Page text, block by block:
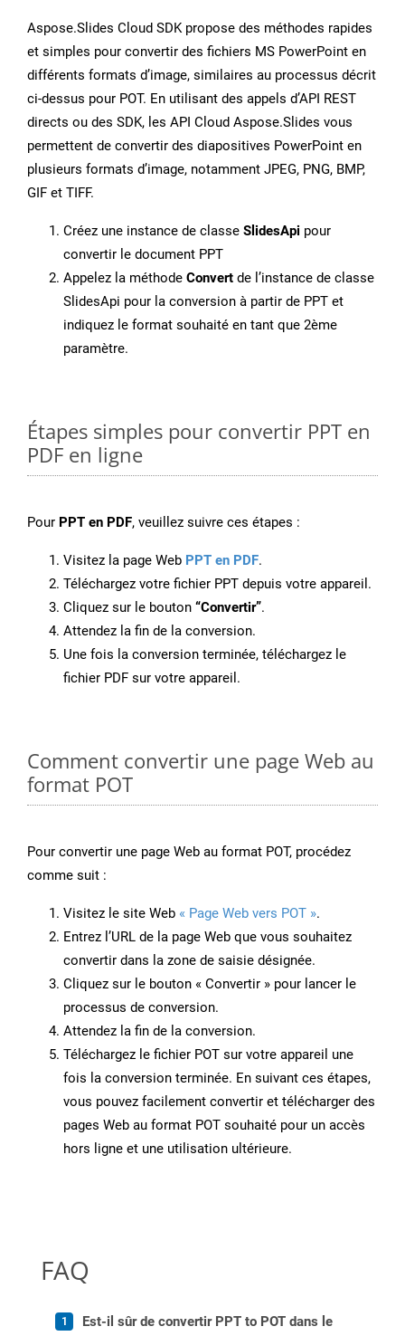
Aspose.Slides Cloud SDK propose des méthodes rapides
et simples pour convertir des fichiers MS PowerPoint en
différents formats d’image, similaires au processus décrit
ci-dessus pour POT. En utilisant des appels d’API REST
directs ou des SDK, les API Cloud Aspose.Slides vous
permettent de convertir des diapositives PowerPoint en
plusieurs formats d’image, notamment JPEG, PNG, BMP,
GIF et TIFF.
Créez une instance de classe SlidesApi pour
convertir le document PPT
Appelez la méthode Convert de l’instance de classe
SlidesApi pour la conversion à partir de PPT et
indiquez le format souhaité en tant que 2ème
paramètre.
Étapes simples pour convertir PPT en
PDF en ligne
Pour PPT en PDF, veuillez suivre ces étapes :
Visitez la page Web PPT en PDF.
Téléchargez votre fichier PPT depuis votre appareil.
Cliquez sur le bouton “Convertir”.
Attendez la fin de la conversion.
Une fois la conversion terminée, téléchargez le
fichier PDF sur votre appareil.
Comment convertir une page Web au
format POT
Pour convertir une page Web au format POT, procédez
comme suit :
Visitez le site Web « Page Web vers POT ».
Entrez l’URL de la page Web que vous souhaitez
convertir dans la zone de saisie désignée.
Cliquez sur le bouton « Convertir » pour lancer le
processus de conversion.
Attendez la fin de la conversion.
Téléchargez le fichier POT sur votre appareil une
fois la conversion terminée. En suivant ces étapes,
vous pouvez facilement convertir et télécharger des
pages Web au format POT souhaité pour un accès
hors ligne et une utilisation ultérieure.
FAQ
Est-il sûr de convertir PPT to POT dans le